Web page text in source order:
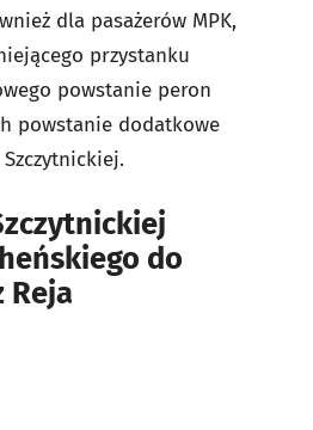
dla pasażerów MPK,
przystanku
powstanie peron
powstanie dodatkowe
do
Reja